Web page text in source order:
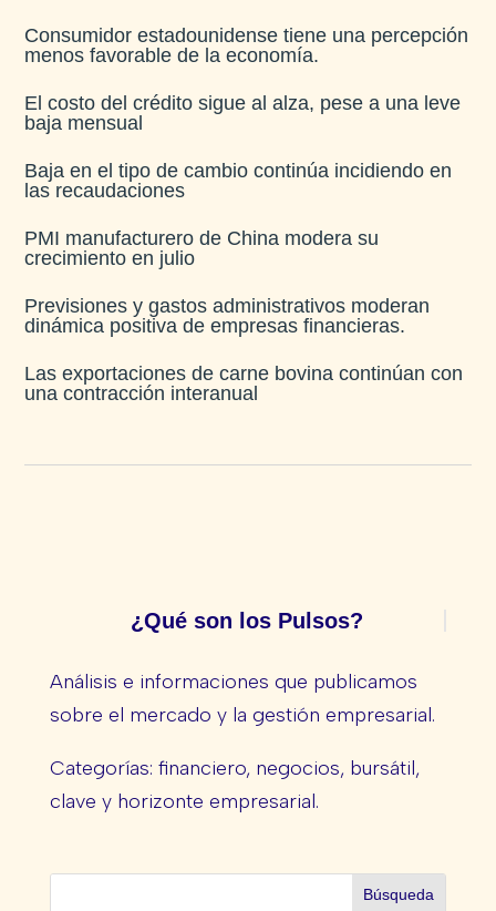
Consumidor estadounidense tiene una percepción
menos favorable de la economía​.
El costo del crédito sigue al alza, pese a una leve
baja mensual​
Baja en el tipo de cambio continúa incidiendo en
las recaudaciones​
PMI manufacturero de China modera su
crecimiento en julio​
Previsiones y gastos administrativos moderan
dinámica positiva de empresas financieras​.
Las exportaciones de carne bovina continúan con
una contracción interanual
¿Qué son los Pulsos?
Análisis e informaciones que publicamos
sobre el mercado y la gestión empresarial.
Categorías: financiero, negocios, bursátil,
clave y horizonte empresarial.